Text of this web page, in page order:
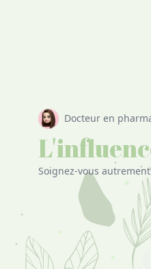
Docteur en
Soignez-vous autrement